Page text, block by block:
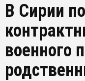
В Сирии
военного